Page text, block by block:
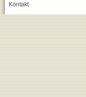
Kontakt